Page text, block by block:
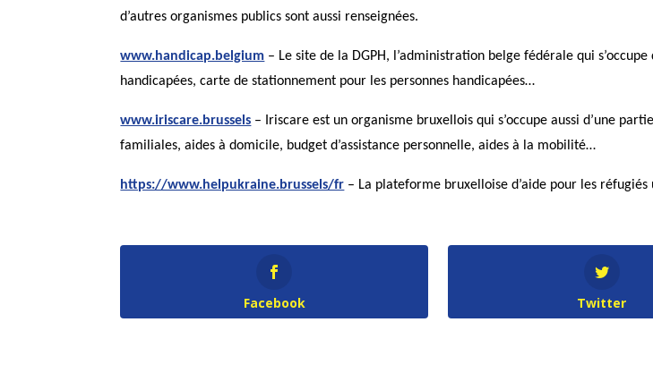
d’autres organismes publics sont aussi renseignées.
www.handicap.belgium – Le site de la DGPH, l’administration belge fédérale qui
handicapées, carte de stationnement pour les personnes handicapées…
www.iriscare.brussels – Iriscare est un organisme bruxellois qui s’occupe aussi d’une
familiales, aides à domicile, budget d’assistance personnelle, aides à la mobilité…
https://www.helpukraine.brussels/fr – La plateforme bruxelloise d’aide pour les réfugiés
Facebook Twitter